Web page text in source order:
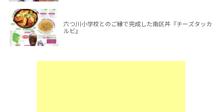
六つ川小学校とのご縁で完成した南区丼『チーズタッカ
ルビ』